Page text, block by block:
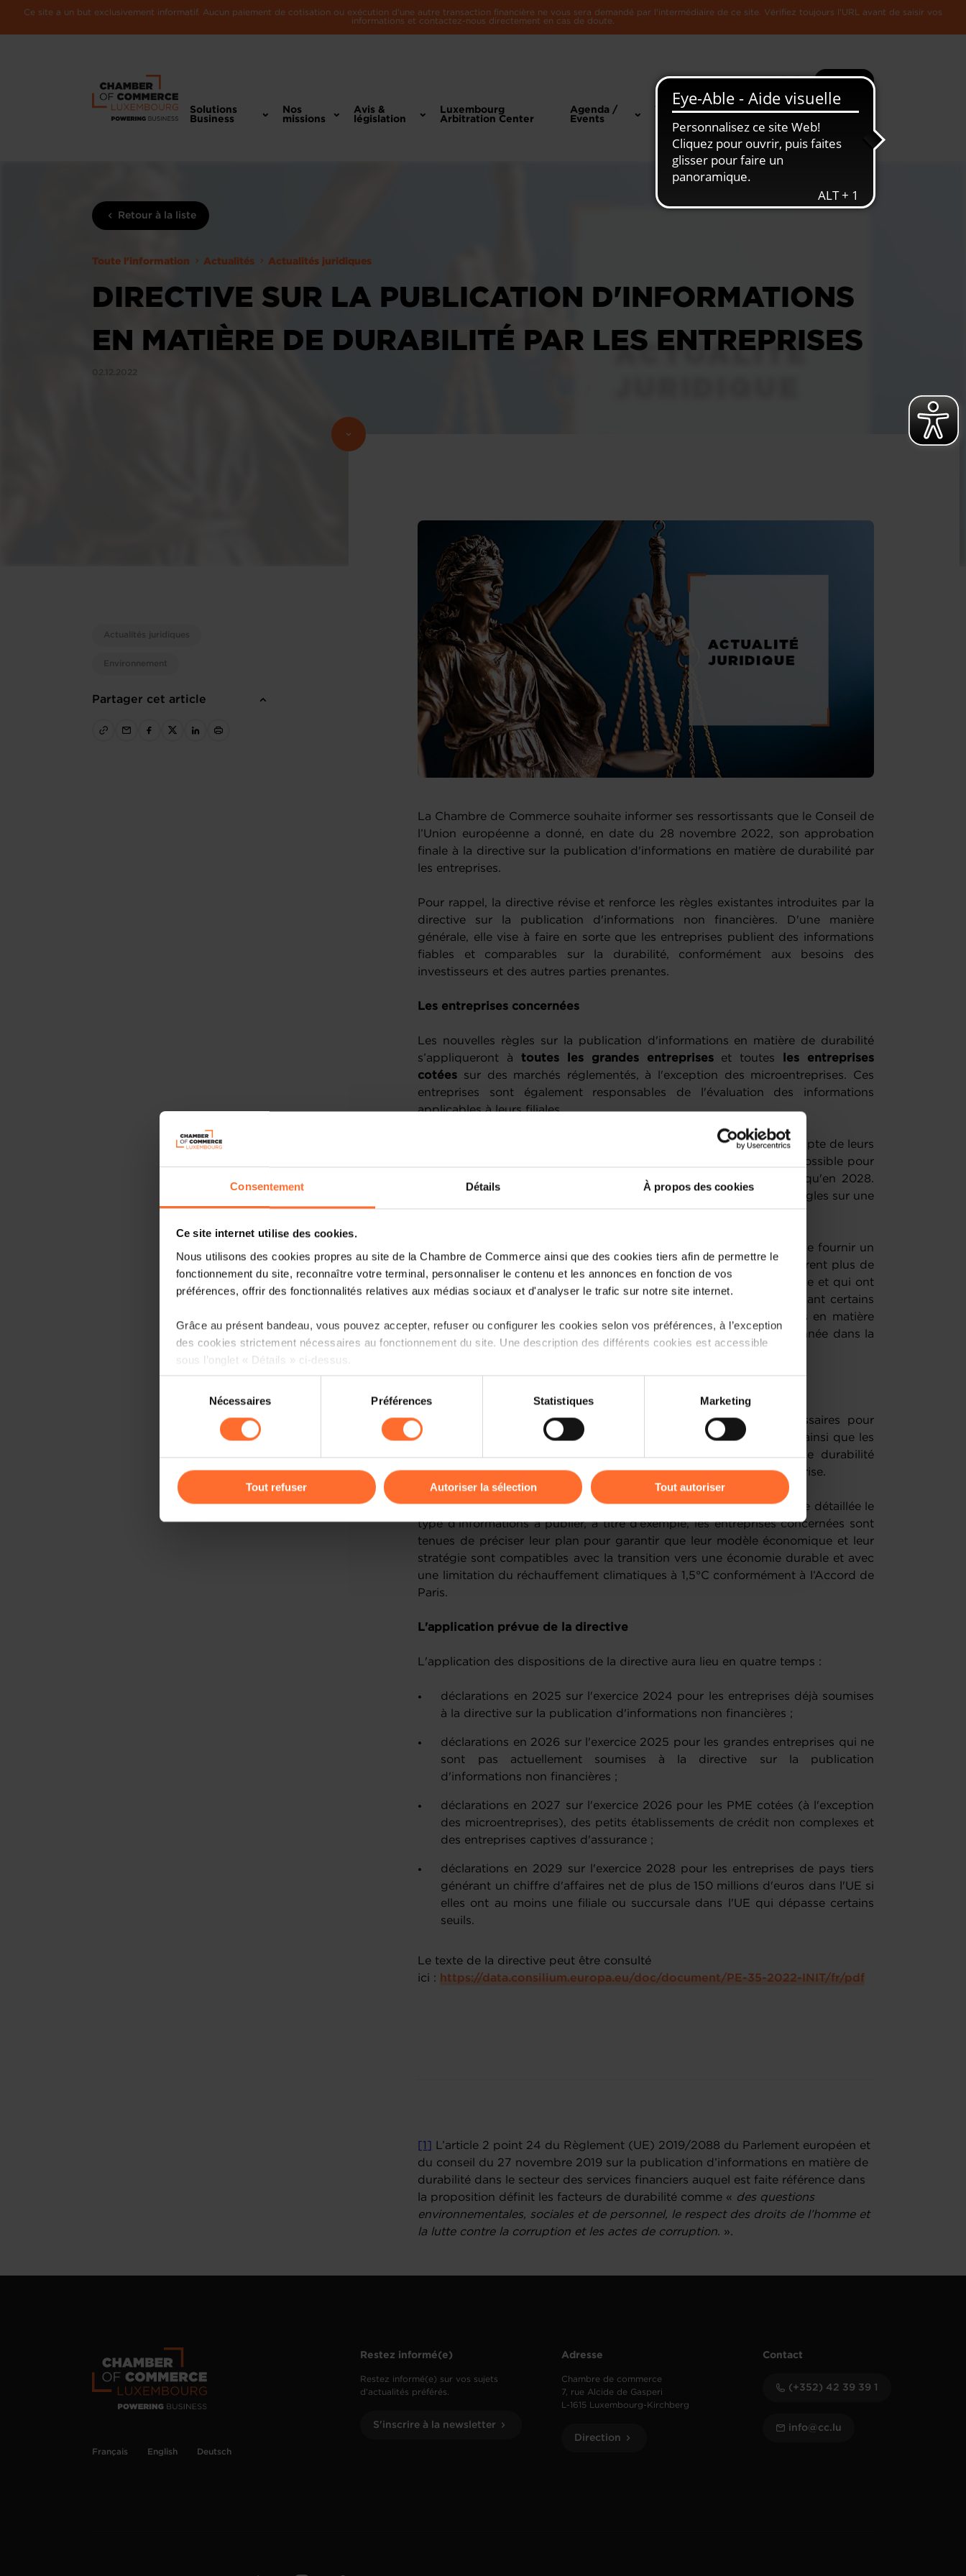
Consentement Détails À propos des cookies
Ce site internet utilise des cookies.
Nous utilisons des cookies propres au site de la Chambre de Commerce ainsi que des cookies tiers afin de permettre le
fonctionnement du site, reconnaître votre terminal, personnaliser le contenu et les annonces en fonction de vos
préférences, offrir des fonctionnalités relatives aux médias sociaux et d'analyser le trafic sur notre site internet.
Grâce au présent bandeau, vous pouvez accepter, refuser ou configurer les cookies selon vos préférences, à l’exception
des cookies strictement nécessaires au fonctionnement du site. Une description des différents cookies est accessible
sous l’onglet « Détails » ci-dessus.
Il est précisé que la navigation sur le site et certaines fonctionnalités (ex : lecture de vidéos, partage sur les réseaux
sociaux, sauvegarde des préférences de lecture vidéo, personnalisation de l’affichage du site) peuvent être affectées en
cas de refus de tous les cookies ou des cookies non nécessaires.
gauche de chaque page.
Charte d’usage des cookies et notrePolitique de protection des données
consentement
Nécessaires Préférences Statistiques Marketing
Tout refuser Autoriser la sélection Tout autoriser
Ce site a un but exclusivement informatif. Aucun paiement de cotisation ou exécution d'une autre transaction financière ne vous sera demandé par l'intermédiaire de ce site. Vérifiez toujours l'URL avant de saisir vos
informations et contactez-nous directement en cas de doute.
Recherche Plus
Solutions
Business
Nos
missions
Avis &
législation
Luxembourg
Arbitration Center
Agenda /
Events
Toute
L'Economie
Retour à la liste
Toute l'information Actualités Actualités juridiques
DIRECTIVE SUR LA PUBLICATION D'INFORMATIONS
EN MATIÈRE DE DURABILITÉ PAR LES ENTREPRISES
02.12.2022
Actualités juridiques
Environnement
Partager cet article
La Chambre de Commerce souhaite informer ses ressortissants que le Conseil de
l’Union européenne a donné, en date du 28 novembre 2022, son approbation
finale à la directive sur la publication d'informations en matière de durabilité par
les entreprises.
Pour rappel, la directive révise et renforce les règles existantes introduites par la
directive sur la publication d'informations non financières. D'une manière
générale, elle vise à faire en sorte que les entreprises publient des informations
fiables et comparables sur la durabilité, conformément aux besoins des
investisseurs et des autres parties prenantes.
Les entreprises concernées
Les nouvelles règles sur la publication d'informations en matière de durabilité
s’appliqueront àtoutes les grandes entrepriseset toutes les entreprises
cotées sur des marchés réglementés, à l'exception des microentreprises. Ces
entreprises sont également responsables de l'évaluation des informations
applicables à leurs filiales.
cotées, en tenant compte de leurs
spécificités. Pendant une période transitoire, une dérogation sera possible pour
les PME cotées, les exemptant de l'application de la directive jusqu'en 2028.
, elles pourront choisir d’appliquer ces règles sur une
, l'obligation de fournir un
rapport sur la durabilité s'applique à toutes les entreprises qui génèrent plus de
150 millions d'euros de chiffre d'affaires net dans l'Union européenne et qui ont
au moins une filiale ou succursale dans l'Union européenne dépassant certains
seuils. Ces entreprises doivent fournir un rapport sur leurs impacts en matière
environnementale, sociale et de gouvernance selon la définition donnée dans la
La directive prévoit l’obligation de publier les informations nécessaires pour
comprendre l’impact de l’entreprise sur les facteurs de durabilité
ainsi que les
informations permettant de comprendre comment les facteurs de durabilité
affectent le développement, la performance et la position de l’entreprise.
Les dispositions de l’article 19 bisde la directive indiquent de manière détaillée le
type d’informations à publier, à titre d’exemple, les entreprises concernées sont
tenues de préciser leur plan pour garantir que leur modèle économique et leur
stratégie sont compatibles avec la transition vers une économie durable et avec
une limitation du réchauffement climatiques à 1,5°C conformément à l’Accord de
Paris.
L'application prévue de la directive
L'application des dispositions de la directive aura lieu en quatre temps :
déclarations en 2025 sur l'exercice 2024 pour les entreprises déjà soumises
à la directive sur la publication d'informations non financières ;
déclarations en 2026 sur l'exercice 2025 pour les grandes entreprises qui ne
sont pas actuellement soumises à la directive sur la publication
d'informations non financières ;
déclarations en 2027 sur l'exercice 2026 pour les PME cotées (à l'exception
des microentreprises), des petits établissements de crédit non complexes et
des entreprises captives d'assurance ;
déclarations en 2029 sur l'exercice 2028 pour les entreprises de pays tiers
générant un chiffre d'affaires net de plus de 150 millions d'euros dans l'UE si
elles ont au moins une filiale ou succursale dans l'UE qui dépasse certains
seuils.
Le texte de la directive peut être consulté
ici : https://data.consilium.europa.eu/doc/document/PE-35-2022-INIT/fr/pdf
[1]
L’article 2 point 24 du Règlement (UE) 2019/2088 du Parlement européen et
du conseil du 27 novembre 2019 sur la publication d’informations en matière de
durabilité dans le secteur des services financiers auquel est faite référence dans
la proposition définit les facteurs de durabilité comme « des questions
environnementales, sociales et de personnel, le respect des droits de l’homme et
la lutte contre la corruption et les actes de corruption. ».
Français English Deutsch
Restez informé(e)
Restez informé(e) sur vos sujets
d’actualités préférés.
S'inscrire à la newsletter
Adresse
Chambre de commerce
7, rue Alcide de Gasperi
L-1615 Luxembourg-Kirchberg
Direction
Contact
(+352) 42 39 39 1
info@cc.lu